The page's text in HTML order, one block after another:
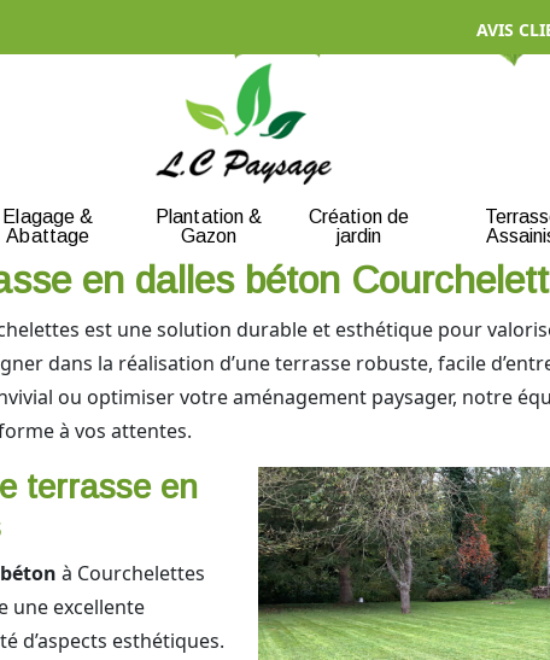
AVIS
Elagage &
Abattage
Plantation &
Gazon
Création de
jardin
en dalles béton
est une solution durable et esthétique pour
dans la réalisation d’une terrasse robuste, facile
ou optimiser votre aménagement paysager, notre
à vos attentes.
terrasse en
à Courchelettes
une excellente
d’aspects esthétiques.